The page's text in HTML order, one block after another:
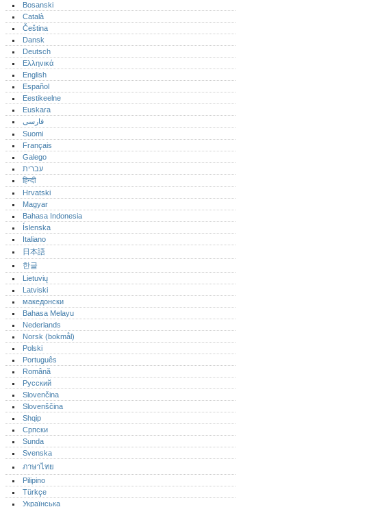
Bosanski
Català
Čeština
Dansk
Deutsch
Ελληνικά
English
Español
Eestikeelne
Euskara
فارسی
Suomi
Français
Galego
עברית
हिन्दी
Hrvatski
Magyar
Bahasa Indonesia
Íslenska
Italiano
日本語
한글
Lietuvių
Latviski
македонски
Bahasa Melayu
Nederlands
Norsk (bokmål)‎
Polski
Português‎
Română
Русский
Slovenčina
Slovenščina
Shqip
Српски
Sunda
Svenska
ภาษาไทย
Pilipino
Türkçe
Українська